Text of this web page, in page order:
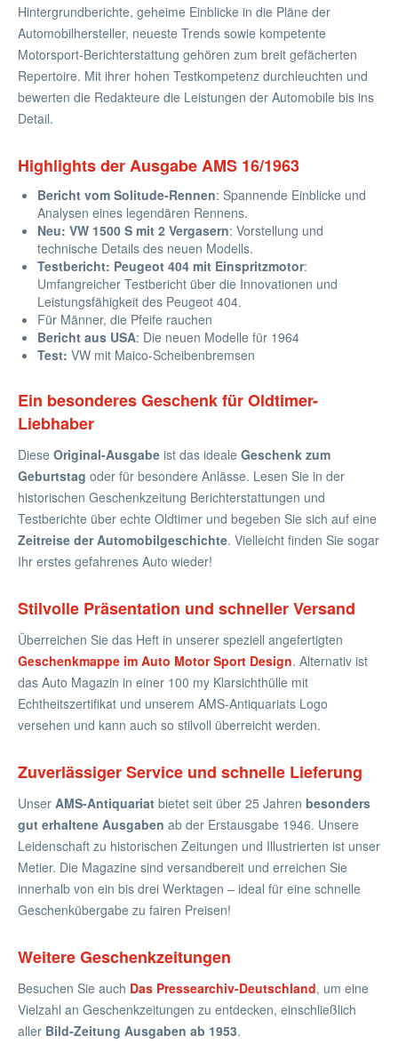
Hintergrundberichte, geheime Einblicke in die Pläne der
Automobilhersteller, neueste Trends sowie kompetente
Motorsport-Berichterstattung gehören zum breit gefächerten
Repertoire. Mit ihrer hohen Testkompetenz durchleuchten und
bewerten die Redakteure die Leistungen der Automobile bis ins
Detail.
Highlights der Ausgabe AMS 16/1963
Bericht vom Solitude-Rennen: Spannende Einblicke und
Analysen eines legendären Rennens.
Neu: VW 1500 S mit 2 Vergasern: Vorstellung und
technische Details des neuen Modells.
Testbericht: Peugeot 404 mit Einspritzmotor:
Umfangreicher Testbericht über die Innovationen und
Leistungsfähigkeit des Peugeot 404.
Für Männer, die Pfeife rauchen
Bericht aus USA: Die neuen Modelle für 1964
Test: VW mit Maico-Scheibenbremsen
Ein besonderes Geschenk für Oldtimer-
Liebhaber
Diese Original-Ausgabe ist das ideale Geschenk zum
Geburtstag oder für besondere Anlässe. Lesen Sie in der
historischen Geschenkzeitung Berichterstattungen und
Testberichte über echte Oldtimer und begeben Sie sich auf eine
Zeitreise der Automobilgeschichte. Vielleicht finden Sie sogar
Ihr erstes gefahrenes Auto wieder!
Stilvolle Präsentation und schneller Versand
Überreichen Sie das Heft in unserer speziell angefertigten
Geschenkmappe im Auto Motor Sport Design. Alternativ ist
das Auto Magazin in einer 100 my Klarsichthülle mit
Echtheitszertifikat und unserem AMS-Antiquariats Logo
versehen und kann auch so stilvoll überreicht werden.
Zuverlässiger Service und schnelle Lieferung
Unser AMS-Antiquariat bietet seit über 25 Jahren besonders
gut erhaltene Ausgaben ab der Erstausgabe 1946. Unsere
Leidenschaft zu historischen Zeitungen und Illustrierten ist unser
Metier. Die Magazine sind versandbereit und erreichen Sie
innerhalb von ein bis drei Werktagen – ideal für eine schnelle
Geschenkübergabe zu fairen Preisen!
Weitere Geschenkzeitungen
Besuchen Sie auch Das Pressearchiv-Deutschland, um eine
Vielzahl an Geschenkzeitungen zu entdecken, einschließlich
aller Bild-Zeitung Ausgaben ab 1953.